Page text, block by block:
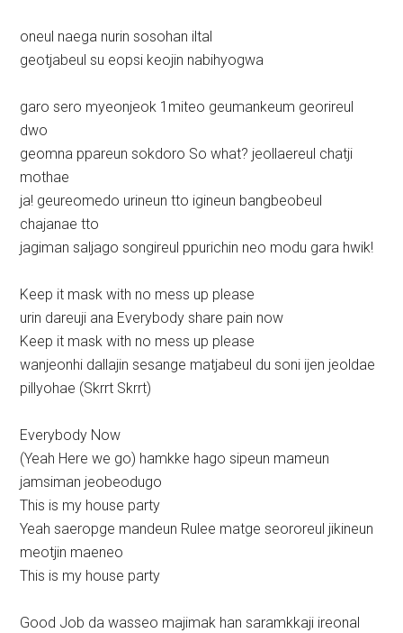
oneul naega nurin sosohan iltal
geotjabeul su eopsi keojin nabihyogwa
garo sero myeonjeok 1miteo geumankeum georireul
dwo
geomna ppareun sokdoro So what? jeollaereul chatji
mothae
ja! geureomedo urineun tto igineun bangbeobeul
chajanae tto
jagiman saljago songireul ppurichin neo modu gara hwik!
Keep it mask with no mess up please
urin dareuji ana Everybody share pain now
Keep it mask with no mess up please
wanjeonhi dallajin sesange matjabeul du soni ijen jeoldae
pillyohae (Skrrt Skrrt)
Everybody Now
(Yeah Here we go) hamkke hago sipeun mameun
jamsiman jeobeodugo
This is my house party
Yeah saeropge mandeun Rulee matge seororeul jikineun
meotjin maeneo
This is my house party
Good Job da wasseo majimak han saramkkaji ireonal